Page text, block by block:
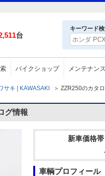
台
キーワード
バイクショップ メンテナンス
サキ | KAWASAKI ＞ ZZR250のカタ
グ情報
新車価格帯
車輌プロフィール